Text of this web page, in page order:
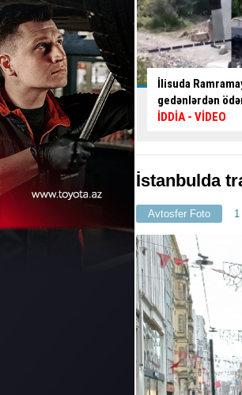
şəlaləsinə
ödəniş alınır? -
Qəzaya səbəb
avtobus
mübahisə etdi
İstanbulda
Avtosfer Foto